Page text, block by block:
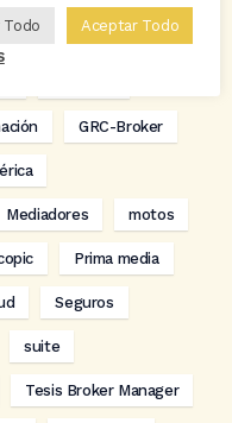
Codeoscopic Academy
GRC-Broker
Mediadores motos
Prima media
Seguros
suite
Tesis Broker Manager
Todo Aceptar Todo